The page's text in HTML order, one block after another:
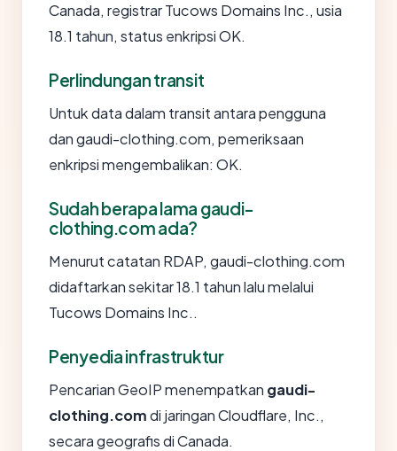
Canada, registrar Tucows Domains Inc., usia
18.1 tahun, status enkripsi OK.
Perlindungan transit
Untuk data dalam transit antara pengguna
dan gaudi-clothing.com, pemeriksaan
enkripsi mengembalikan: OK.
Sudah berapa lama gaudi-
clothing.com ada?
Menurut catatan RDAP, gaudi-clothing.com
didaftarkan sekitar 18.1 tahun lalu melalui
Tucows Domains Inc..
Penyedia infrastruktur
Pencarian GeoIP menempatkan gaudi-
clothing.comdi jaringan Cloudflare, Inc.,
secara geografis di Canada.